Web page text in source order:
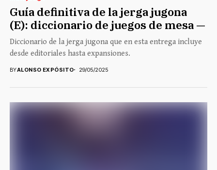
Guía definitiva de la jerga jugona
(E): diccionario de juegos de mesa —
Diccionario de la jerga jugona que en esta entrega incluye
desde editoriales hasta expansiones.
BYALONSO EXPÓSITO 29/05/2025